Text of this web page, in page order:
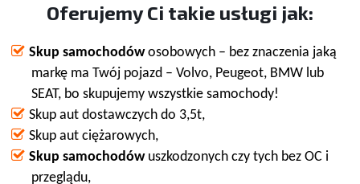
Oferujemy Ci takie usługi jak:
Skup samochodówosobowych – bez znaczenia jaką
markę ma Twój pojazd – Volvo, Peugeot, BMW lub
SEAT, bo skupujemy wszystkie samochody!
Skup aut dostawczych do 3,5t,
Skup aut ciężarowych,
Skup samochodówuszkodzonych czy tych bez OC i
przeglądu,